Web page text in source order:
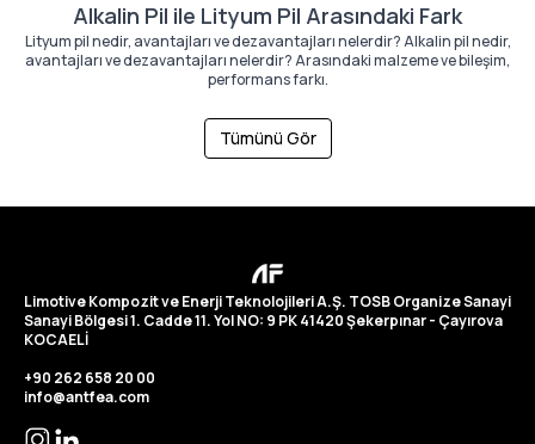
Alkalin Pil ile Lityum Pil Arasındaki Fark
Lityum pil nedir, avantajları ve dezavantajları nelerdir? Alkalin pil nedir,
avantajları ve dezavantajları nelerdir? Arasındaki malzeme ve bileşim,
performans farkı.
Tümünü Gör
Limotive Kompozit ve Enerji Teknolojileri A.Ş. TOSB Organize Sanayi
Sanayi Bölgesi 1. Cadde 11. Yol NO: 9 PK 41420 Şekerpınar - Çayırova
KOCAELİ
+90 262 658 20 00
info@antfea.com